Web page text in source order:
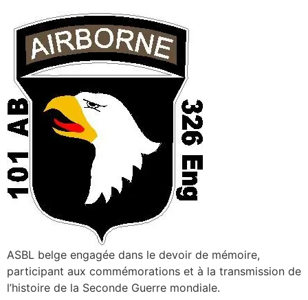
ASBL belge engagée dans le devoir de mémoire,
participant aux commémorations et à la transmission de
l’histoire de la Seconde Guerre mondiale.